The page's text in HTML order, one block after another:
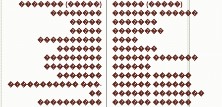
������� (�����)
��������
�����
�����
����������
�������
���������
���������
�������
����������� ���-
��
����������
����� (�����)
������� ������
�������
��������
����
�������
������ �������
������
������ ������
������ ������
������ ��������
������ ������